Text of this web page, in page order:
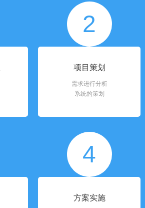
2
项目策划
需求进行分析
系统的策划
4
方案实施